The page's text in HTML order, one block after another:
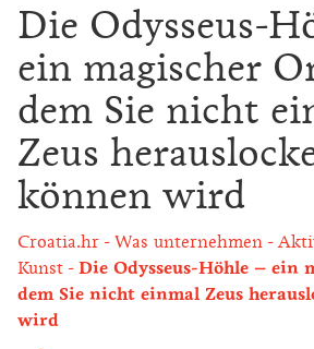
Die Odysseus-
ein magischer
dem Sie nicht
Zeus
können wird
Croatia.hr Was unternehmen
Kunst
Die Odysseus-Höhle – ein
dem Sie nicht einmal Zeus
wird